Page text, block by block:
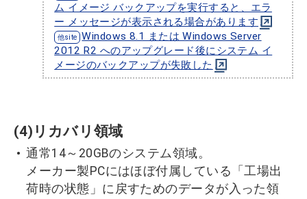
ム イメージ バックアップを実行すると、エラ
ー メッセージが表示される場合があります
Windows 8.1 または Windows Server
2012 R2 へのアップグレード後にシステム イ
メージのバックアップが失敗した
(4)リカバリ領域
通常14～20GBのシステム領域。
メーカー製PCにはほぼ付属している「工場出
荷時の状態」に戻すためのデータが入った領